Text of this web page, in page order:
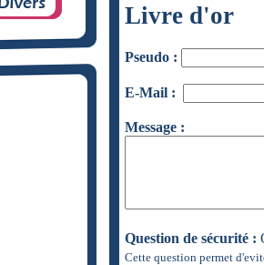
Livre d'or
Pseudo :
E-Mail :
Message :
Question de sécurité :
Cette question permet